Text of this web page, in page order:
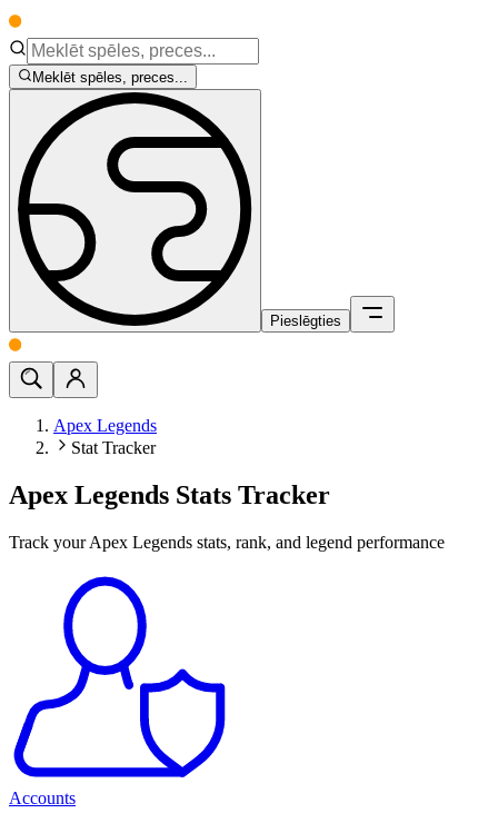
Meklēt spēles, preces...
Pieslēgties
Apex Legends
Stat Tracker
Apex Legends Stats Tracker
Track your Apex Legends stats, rank, and legend performance
Accounts